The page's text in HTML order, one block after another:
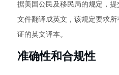
据美国公民及移民局的规定，
文件翻译成英文，该规定要求
证的英文译本。
准确性和合规性